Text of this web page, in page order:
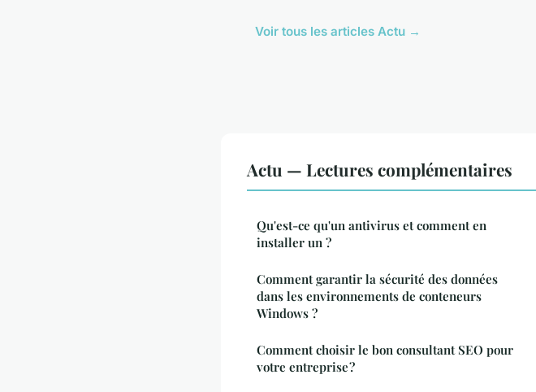
Voir tous les articles Actu →
Actu — Lectures complémentaires
Qu'est-ce qu'un antivirus et comment en
installer un ?
Comment garantir la sécurité des données
dans les environnements de conteneurs
Windows ?
Comment choisir le bon consultant SEO pour
votre entreprise ?